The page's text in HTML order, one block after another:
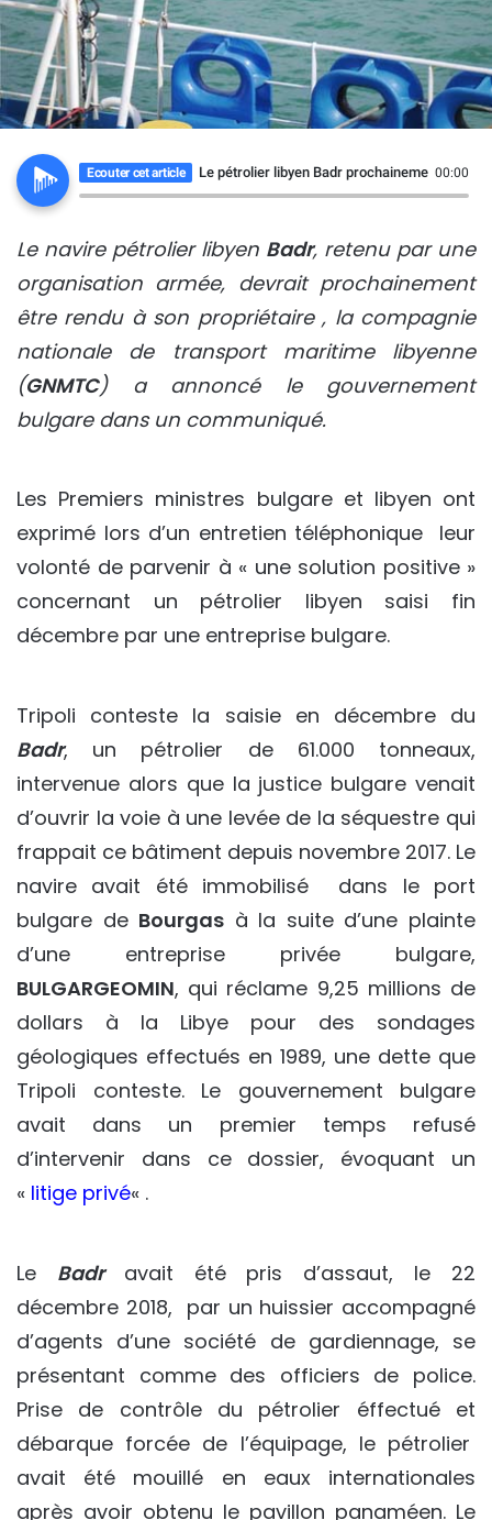
Ecouter cet article Le pétrolier libyen Badr prochainement libéré
00:00
Le navire pétrolier libyen Badr, retenu par une
organisation armée, devrait prochainement
être rendu à son propriétaire , la compagnie
nationale de transport maritime libyenne
(GNMTC) a annoncé le gouvernement
bulgare dans un communiqué.
Les Premiers ministres bulgare et libyen ont
exprimé lors d’un entretien téléphonique leur
volonté de parvenir à « une solution positive »
concernant un pétrolier libyen saisi fin
décembre par une entreprise bulgare.
Tripoli conteste la saisie en décembre du
Badr, un pétrolier de 61.000 tonneaux,
intervenue alors que la justice bulgare venait
d’ouvrir la voie à une levée de la séquestre qui
frappait ce bâtiment depuis novembre 2017. Le
navire avait été immobilisé dans le port
bulgare de Bourgas à la suite d’une plainte
d’une entreprise privée bulgare,
BULGARGEOMIN, qui réclame 9,25 millions de
dollars à la Libye pour des sondages
géologiques effectués en 1989, une dette que
Tripoli conteste. Le gouvernement bulgare
avait dans un premier temps refusé
d’intervenir dans ce dossier, évoquant un
« litige privé« .
Le Badr
avait été pris d’assaut, le 22
décembre 2018, par un huissier accompagné
d’agents d’une société de gardiennage, se
présentant comme des officiers de police.
Prise de contrôle du pétrolier éffectué et
débarque forcée de l’équipage, le pétrolier
avait été mouillé en eaux internationales
après avoir obtenu le pavillon panaméen. Le